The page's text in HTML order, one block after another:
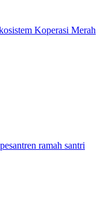
Koperasi Merah
ramah santri